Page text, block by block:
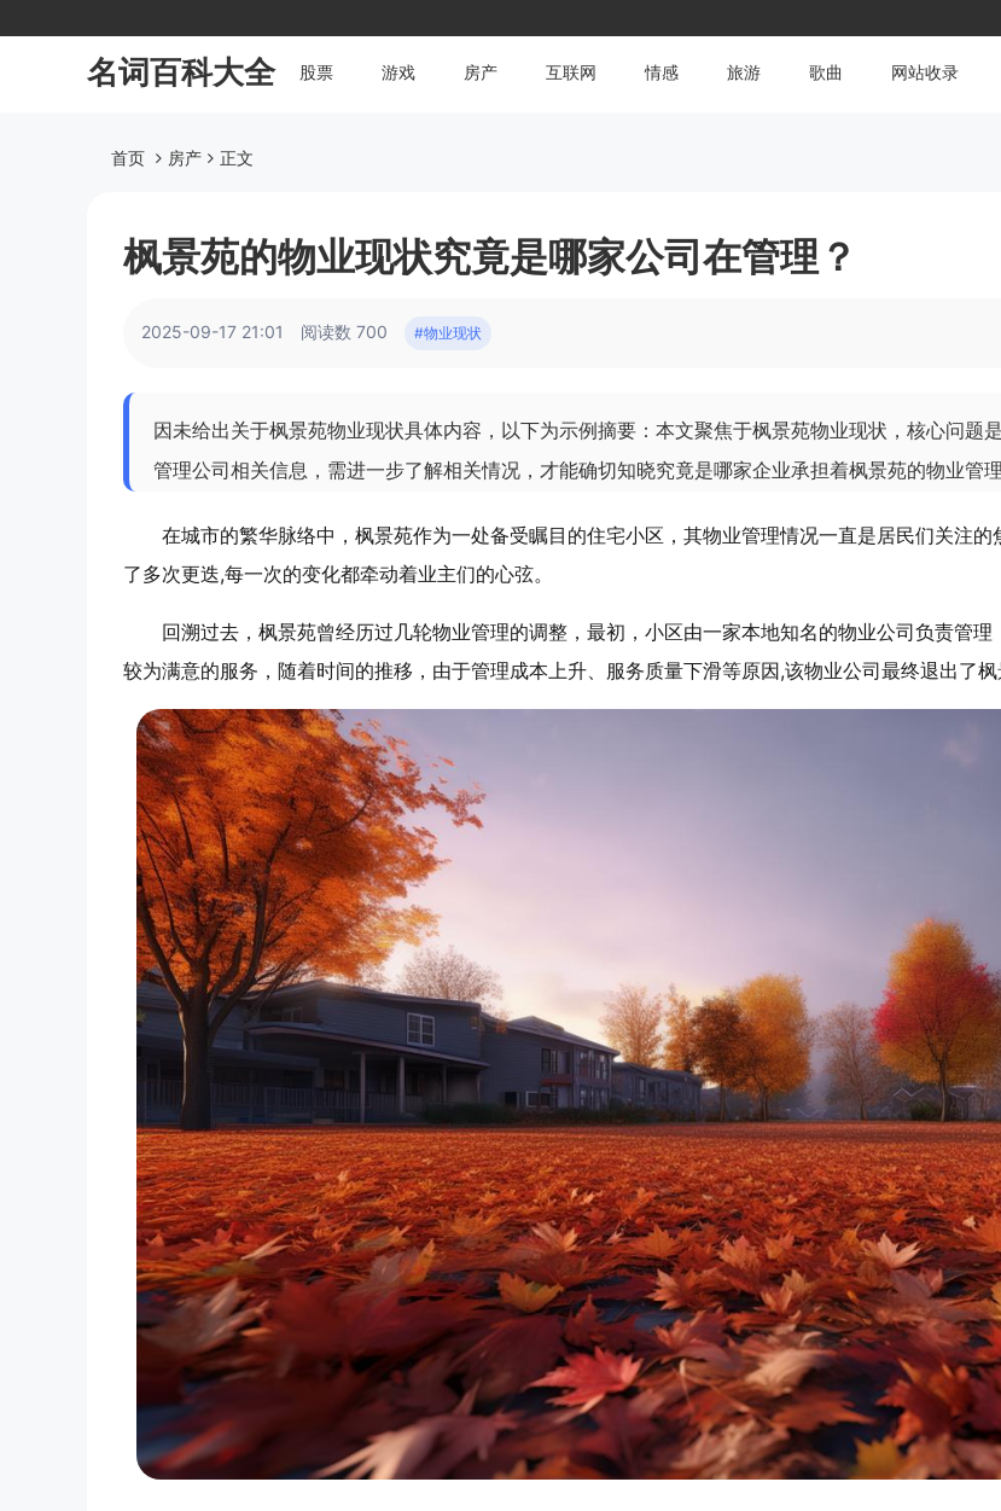
名词百科大全 股票 游戏 房产 互联网 情感 旅游 歌曲 网站收录
首页 房产 正文
枫景苑的物业现状究竟是哪家公司在管理？
2025-09-17 21:01 阅读数 700 #物业现状
因未给出关于枫景苑物业现状具体内容，以下为示例摘要：本文聚焦于枫景苑物业现状，核心问题
管理公司相关信息，需进一步了解相关情况，才能确切知晓究竟是哪家企业承担着枫景苑的物业管理
在城市的繁华脉络中，枫景苑作为一处备受瞩目的住宅小区，其物业管理情况一直是居民们关注
了多次更迭,每一次的变化都牵动着业主们的心弦。
回溯过去，枫景苑曾经历过几轮物业管理的调整，最初，小区由一家本地知名的物业公司负责管
较为满意的服务，随着时间的推移，由于管理成本上升、服务质量下滑等原因,该物业公司最终退出了枫